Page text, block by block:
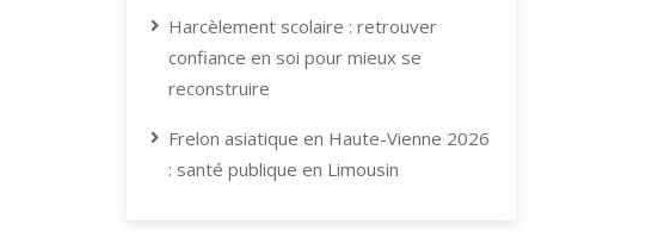
Harcèlement scolaire : retrouver
confiance en soi pour mieux se
reconstruire
Frelon asiatique en Haute-Vienne 2026
: santé publique en Limousin